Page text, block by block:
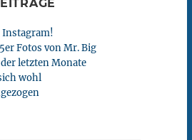
Instagram!
Fotos von Mr. Big
letzten Monate
wohl